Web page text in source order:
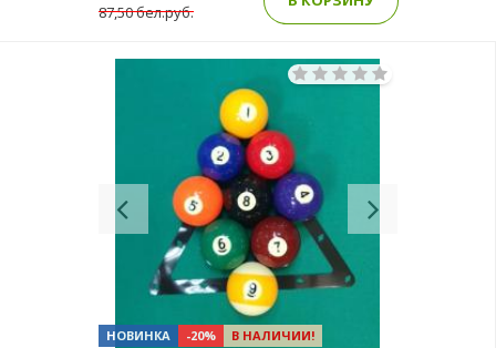
87,50 бел.руб.
Previous
НОВИНКА -20% В НАЛИЧИИ!